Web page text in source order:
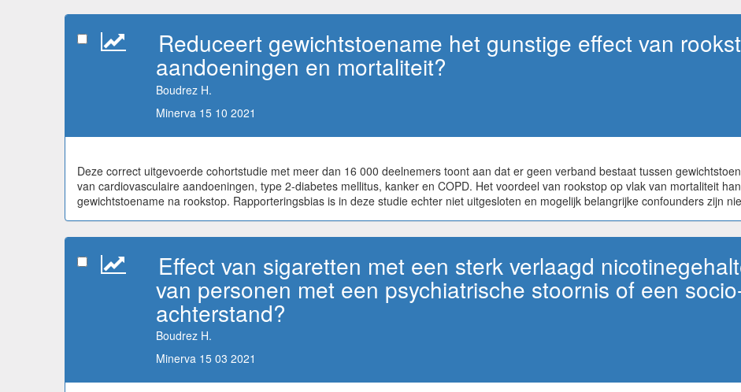
Reduceert gewichtstoename het gunstige effect van
aandoeningen en mortaliteit?
Boudrez H.
Minerva 15 10 2021
Deze correct uitgevoerde cohortstudie met meer dan 16 000 deelnemers toont aan dat er geen verband bestaat tussen
van cardiovasculaire aandoeningen, type 2-diabetes mellitus, kanker en COPD. Het voordeel van rookstop op vlak van mortaliteit
gewichtstoename na rookstop. Rapporteringsbias is in deze studie echter niet uitgesloten en mogelijk belangrijke confounders zijn
Effect van sigaretten met een sterk verlaagd
van personen met een psychiatrische stoornis of een
achterstand?
Boudrez H.
Minerva 15 03 2021